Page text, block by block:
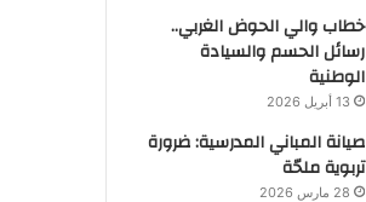
خطاب والي الحوض الغربي..
رسائل الحسم والسيادة
الوطنية
13 أبريل 2026
صيانة المباني المدرسية: ضرورة
تربوية ملحّة
28 مارس 2026